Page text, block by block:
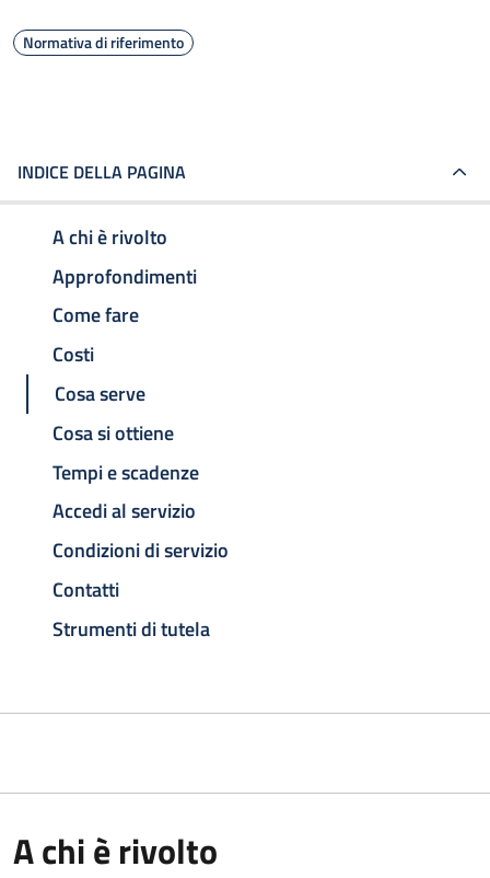
Normativa di riferimento
INDICE DELLA PAGINA
A chi è rivolto
Approfondimenti
Come fare
Costi
Cosa serve
Cosa si ottiene
Tempi e scadenze
Accedi al servizio
Condizioni di servizio
Contatti
Strumenti di tutela
A chi è rivolto